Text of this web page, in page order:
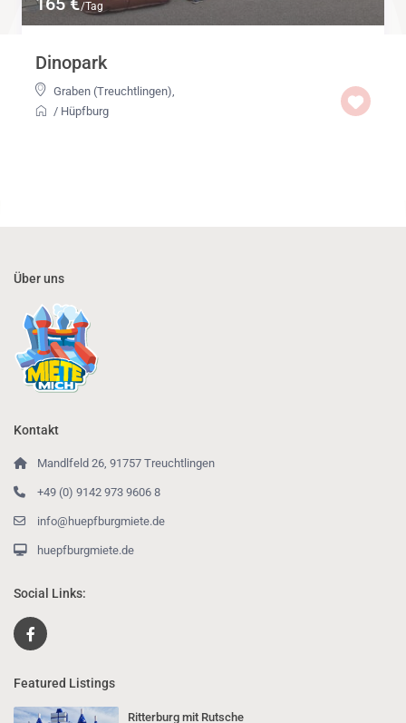
/Tag
Dinopark
Graben (Treuchtlingen),
/ Hüpfburg
Über uns
Kontakt
Mandlfeld 26, 91757 Treuchtlingen
+49 (0) 9142 973 9606 8
info@huepfburgmiete.de
huepfburgmiete.de
Social Links:
Featured Listings
Ritterburg mit Rutsche